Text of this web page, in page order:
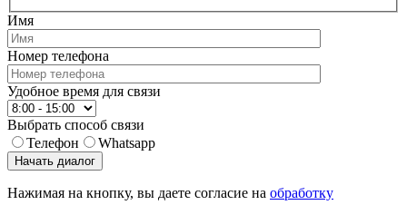
Имя
Номер телефона
Удобное время для связи
Выбрать способ связи
Телефон
Whatsapp
Начать диалог
Нажимая на кнопку, вы даете согласие на обработку